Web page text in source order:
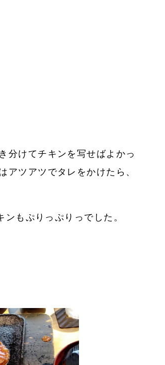
分けてチキンを写せばよかっ
アツアツでタレをかけたら、
もぷりっぷりっでした。